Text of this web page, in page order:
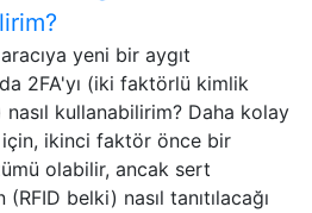
yeni bir aygıt
2FA'yı (iki faktörlü kimlik
kullanabilirim? Daha kolay
ikinci faktör önce bir
olabilir, ancak sert
belki) nasıl tanıtılacağı